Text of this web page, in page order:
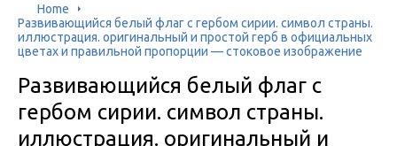
Home
Развивающийся белый флаг с гербом сирии. символ страны.
иллюстрация. оригинальный и простой герб в официальных
цветах и правильной пропорции — стоковое изображение
Развивающийся белый флаг с
гербом сирии. символ страны.
иллюстрация. оригинальный и